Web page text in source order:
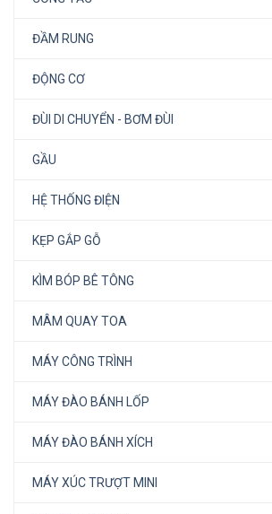
ĐẦM RUNG
ĐỘNG CƠ
ĐÙI DI CHUYỂN - BƠM ĐÙI
GẦU
HỆ THỐNG ĐIỆN
KẸP GẮP GỖ
KÌM BÓP BÊ TÔNG
MÂM QUAY TOA
MÁY CÔNG TRÌNH
MÁY ĐÀO BÁNH LỐP
MÁY ĐÀO BÁNH XÍCH
MÁY XÚC TRƯỢT MINI